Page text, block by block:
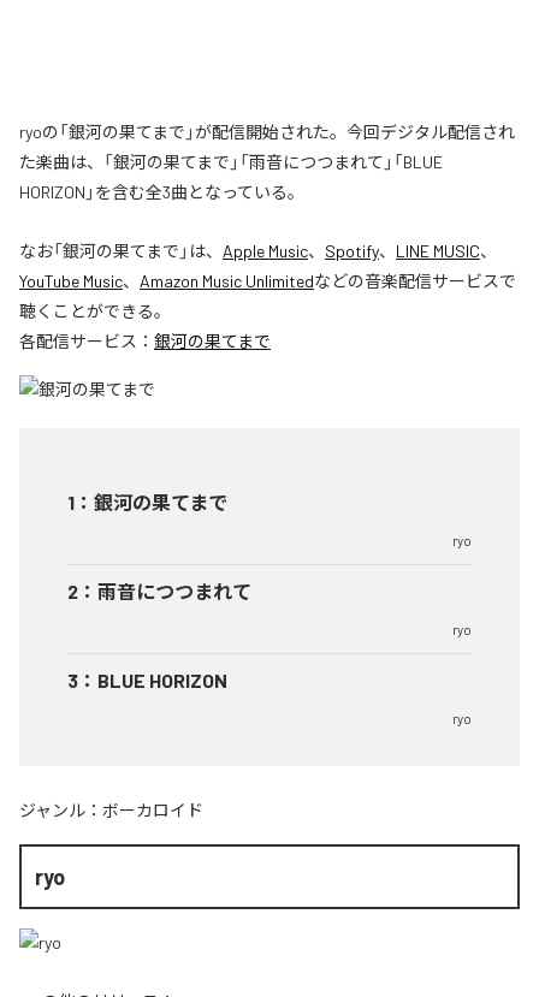
ryoの「銀河の果てまで」が配信開始された。今回デジタル配信され
た楽曲は、「銀河の果てまで」「雨音につつまれて」「BLUE
HORIZON」を含む全3曲となっている。
なお「銀河の果てまで 」は、 Apple Music、 Spotify、 LINE MUSIC、
YouTube Music、 Amazon Music Unlimitedなどの音楽配信サービスで
聴くことができる。
各配信サービス： 銀河の果てまで
1 ： 銀河の果てまで
ryo
2 ： 雨音につつまれて
ryo
3 ： BLUE HORIZON
ryo
ジャンル： ボーカロイド
ryo